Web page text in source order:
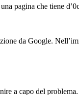
pagina che tiene
da Google.
a capo del problema.